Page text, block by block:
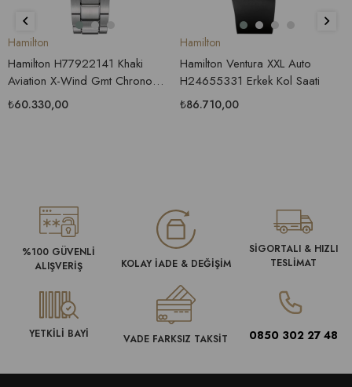
Hamilton
Hamilton H77922141 Khaki
Aviation X-Wind Gmt Chrono
Erkek Saati
₺60.330,00
Hamilton
Hamilton Ventura XXL Auto
H24655331 Erkek Kol Saati
₺86.710,00
%100 GÜVENLİ
ALIŞVERİŞ
KOLAY İADE & DEĞİŞİM
SİGORTALI & HIZLI
TESLİMAT
YETKİLİ BAYİ VADE FARKSIZ TAKSİT 0850 302 27 48